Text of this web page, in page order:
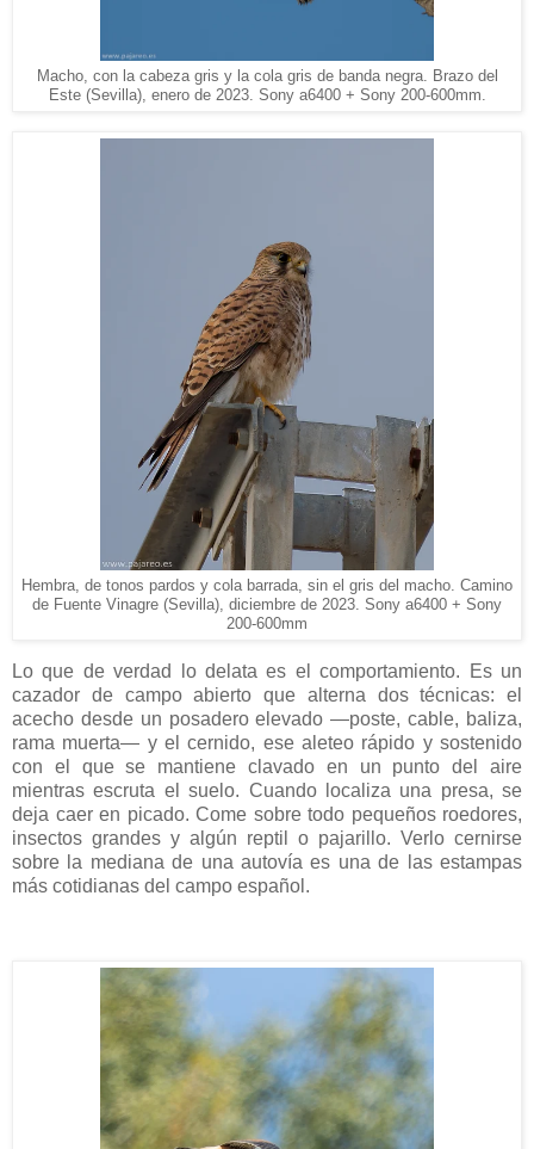
Macho, con la cabeza gris y la cola gris de banda negra. Brazo del
Este (Sevilla), enero de 2023. Sony a6400 + Sony 200-600mm.
Hembra, de tonos pardos y cola barrada, sin el gris del macho. Camino
de Fuente Vinagre (Sevilla), diciembre de 2023. Sony a6400 + Sony
200-600mm
Lo que de verdad lo delata es el comportamiento. Es un
cazador de campo abierto que alterna dos técnicas: el
acecho desde un posadero elevado —poste, cable, baliza,
rama muerta— y el cernido, ese aleteo rápido y sostenido
con el que se mantiene clavado en un punto del aire
mientras escruta el suelo. Cuando localiza una presa, se
deja caer en picado. Come sobre todo pequeños roedores,
insectos grandes y algún reptil o pajarillo. Verlo cernirse
sobre la mediana de una autovía es una de las estampas
más cotidianas del campo español.